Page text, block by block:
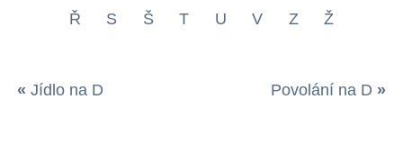
Ř
S Š T U V Z Ž
« Jídlo na D Povolání na D »